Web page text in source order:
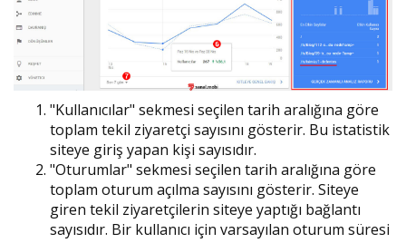
"Kullanıcılar" sekmesi seçilen tarih aralığına göre
toplam tekil ziyaretçi sayısını gösterir. Bu istatistik
siteye giriş yapan kişi sayısıdır.
"Oturumlar" sekmesi seçilen tarih aralığına göre
toplam oturum açılma sayısını gösterir. Siteye
giren tekil ziyaretçilerin siteye yaptığı bağlantı
sayısıdır. Bir kullanıcı için varsayılan oturum süresi